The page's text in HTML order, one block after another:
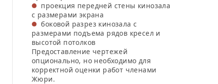
проекция передней стены кинозала
с размерами экрана
боковой разрез кинозала с
размерами подъема рядов кресел и
высотой потолков
Предоставление чертежей
опционально, но необходимо для
корректной оценки работ членами
Жюри.